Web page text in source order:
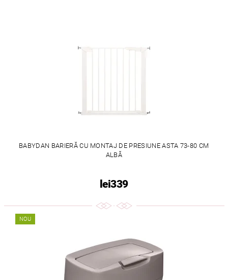
BABYDAN BARIERĂ CU MONTAJ DE PRESIUNE ASTA 73-80 CM
ALBĂ
lei339
NOU